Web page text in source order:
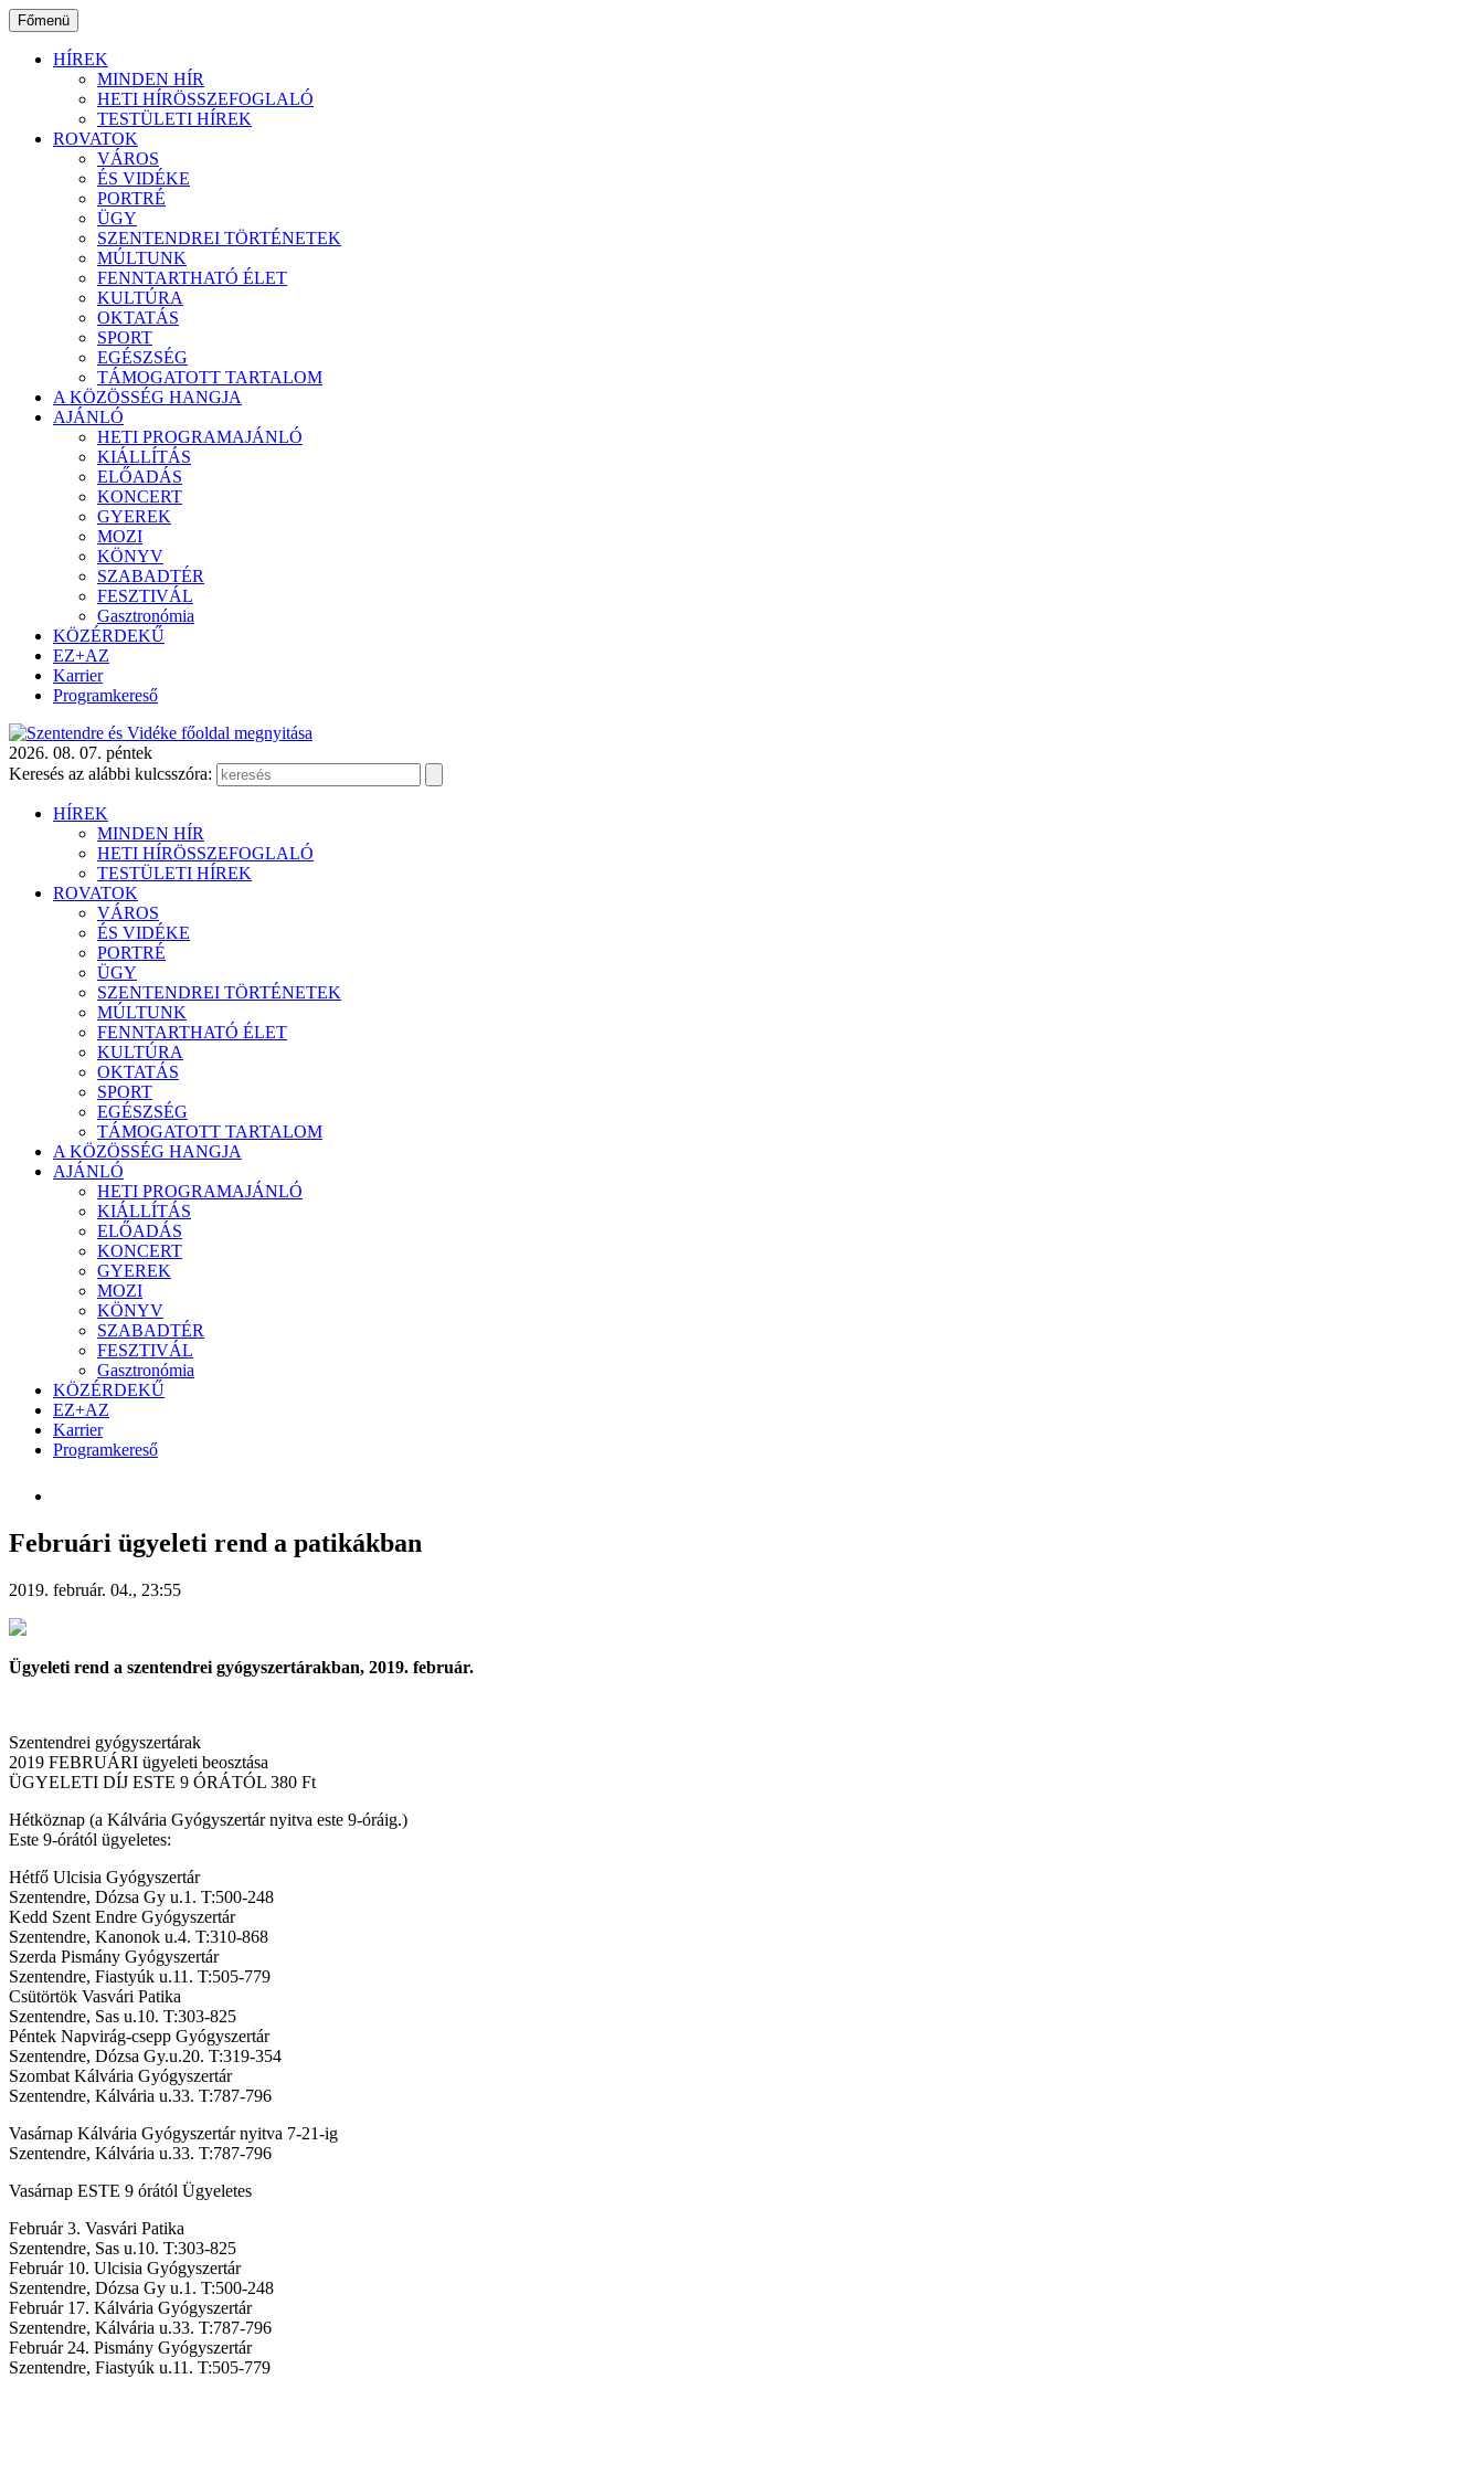
Ugrás
a
tartalomhoz
Főmenü
HÍREK
MINDEN HÍR
HETI HÍRÖSSZEFOGLALÓ
TESTÜLETI HÍREK
ROVATOK
VÁROS
ÉS VIDÉKE
PORTRÉ
ÜGY
SZENTENDREI TÖRTÉNETEK
MÚLTUNK
FENNTARTHATÓ ÉLET
KULTÚRA
OKTATÁS
SPORT
EGÉSZSÉG
TÁMOGATOTT TARTALOM
A KÖZÖSSÉG HANGJA
AJÁNLÓ
HETI PROGRAMAJÁNLÓ
KIÁLLÍTÁS
ELŐADÁS
KONCERT
GYEREK
MOZI
KÖNYV
SZABADTÉR
FESZTIVÁL
Gasztronómia
KÖZÉRDEKŰ
EZ+AZ
Karrier
Programkereső
2026. 08. 07. péntek
Keresés az alábbi kulcsszóra:
HÍREK
MINDEN HÍR
HETI HÍRÖSSZEFOGLALÓ
TESTÜLETI HÍREK
ROVATOK
VÁROS
ÉS VIDÉKE
PORTRÉ
ÜGY
SZENTENDREI TÖRTÉNETEK
MÚLTUNK
FENNTARTHATÓ ÉLET
KULTÚRA
OKTATÁS
SPORT
EGÉSZSÉG
TÁMOGATOTT TARTALOM
A KÖZÖSSÉG HANGJA
AJÁNLÓ
HETI PROGRAMAJÁNLÓ
KIÁLLÍTÁS
ELŐADÁS
KONCERT
GYEREK
MOZI
KÖNYV
SZABADTÉR
FESZTIVÁL
Gasztronómia
KÖZÉRDEKŰ
EZ+AZ
Karrier
Programkereső
Februári ügyeleti rend a patikákban
2019. február. 04., 23:55
Ügyeleti rend a szentendrei gyógyszertárakban, 2019. február.
Szentendrei gyógyszertárak
2019 FEBRUÁRI ügyeleti beosztása
ÜGYELETI DÍJ ESTE 9 ÓRÁTÓL 380 Ft
Hétköznap (a Kálvária Gyógyszertár nyitva este 9-óráig.)
Este 9-órától ügyeletes:
Hétfő Ulcisia Gyógyszertár
Szentendre, Dózsa Gy u.1. T:500-248
Kedd Szent Endre Gyógyszertár
Szentendre, Kanonok u.4. T:310-868
Szerda Pismány Gyógyszertár
Szentendre, Fiastyúk u.11. T:505-779
Csütörtök Vasvári Patika
Szentendre, Sas u.10. T:303-825
Péntek Napvirág-csepp Gyógyszertár
Szentendre, Dózsa Gy.u.20. T:319-354
Szombat Kálvária Gyógyszertár
Szentendre, Kálvária u.33. T:787-796
Vasárnap Kálvária Gyógyszertár nyitva 7-21-ig
Szentendre, Kálvária u.33. T:787-796
Vasárnap ESTE 9 órától Ügyeletes
Február 3. Vasvári Patika
Szentendre, Sas u.10. T:303-825
Február 10. Ulcisia Gyógyszertár
Szentendre, Dózsa Gy u.1. T:500-248
Február 17. Kálvária Gyógyszertár
Szentendre, Kálvária u.33. T:787-796
Február 24. Pismány Gyógyszertár
Szentendre, Fiastyúk u.11. T:505-779